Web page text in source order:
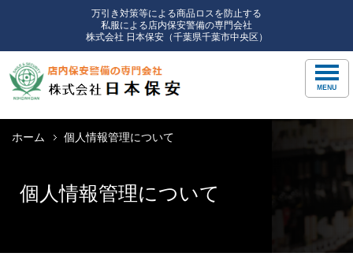
万引き対策等による商品ロスを防止する
私服による店内保安警備の専門会社
株式会社 日本保安（千葉県千葉市中央区）
ホーム 個人情報管理について
個人情報管理について